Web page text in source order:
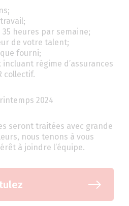
heures par semaine;
de votre talent;
fourni;
incluant régime d’assurances
collectif.
2024
seront traitées avec grande
nous tenons à vous
à joindre l’équipe.